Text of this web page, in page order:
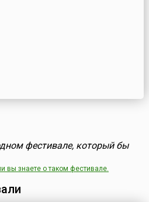
фестивале, который бы
вы знаете о таком фестивале.